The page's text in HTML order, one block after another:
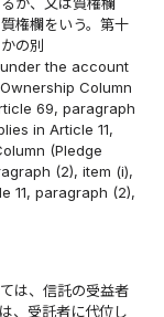
権欄をいう。第十
の別
the account
Column
69, paragraph
in Article 11,
(Pledge
(2), item (i),
11, paragraph (2),
は、信託の受益者
、受託者に代位し